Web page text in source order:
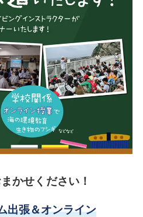
かせください！
出張＆オンライン